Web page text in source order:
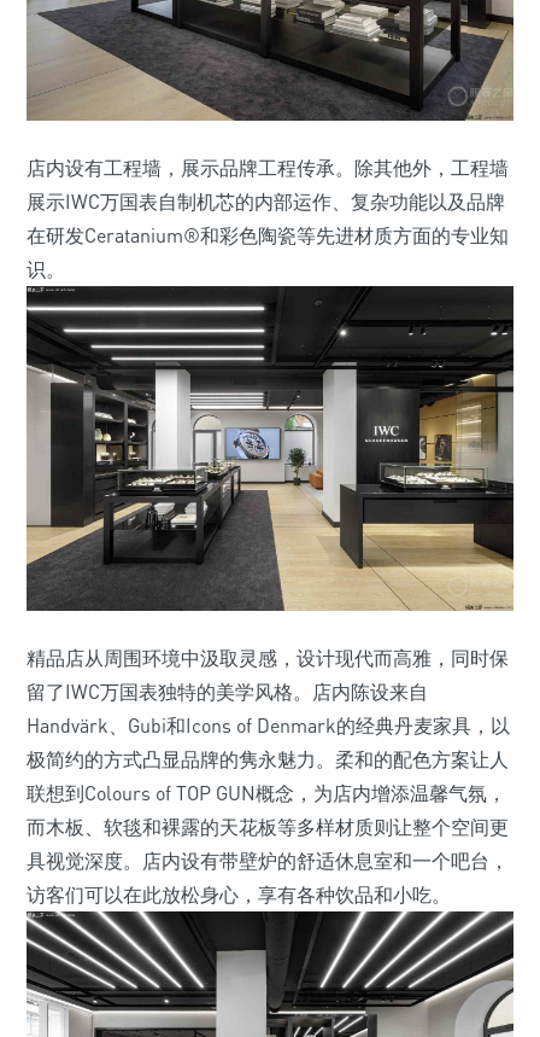
店内设有工程墙，展示品牌工程传承。除其他外，工程墙
展示IWC万国表自制机芯的内部运作、复杂功能以及品牌
在研发Ceratanium®和彩色陶瓷等先进材质方面的专业知
识。
精品店从周围环境中汲取灵感，设计现代而高雅，同时保
留了IWC万国表独特的美学风格。店内陈设来自
Handvärk、Gubi和Icons of Denmark的经典丹麦家具，以
极简约的方式凸显品牌的隽永魅力。柔和的配色方案让人
联想到Colours of TOP GUN概念，为店内增添温馨气氛，
而木板、软毯和裸露的天花板等多样材质则让整个空间更
具视觉深度。店内设有带壁炉的舒适休息室和一个吧台，
访客们可以在此放松身心，享有各种饮品和小吃。